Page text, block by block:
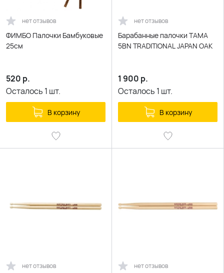
нет отзывов
ФИМБО Палочки Бамбуковые
25см
520 р.
Осталось 1 шт.
В корзину
нет отзывов
Барабанные палочки TAMA
5BN TRADITIONAL JAPAN OAK
1 900 р.
Осталось 1 шт.
В корзину
нет отзывов нет отзывов